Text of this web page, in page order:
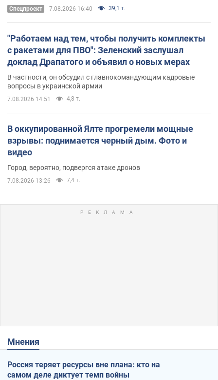
Спецпроект 7.08.2026 16:40 39,1 т.
"Работаем над тем, чтобы получить комплекты
с ракетами для ПВО": Зеленский заслушал
доклад Драпатого и объявил о новых мерах
В частности, он обсудил с главнокомандующим кадровые
вопросы в украинской армии
7.08.2026 14:51 4,8 т.
В оккупированной Ялте прогремели мощные
взрывы: поднимается черный дым. Фото и
видео
Город, вероятно, подвергся атаке дронов
7.08.2026 13:26 7,4 т.
Мнения
Россия теряет ресурсы вне плана: кто на
самом деле диктует темп войны